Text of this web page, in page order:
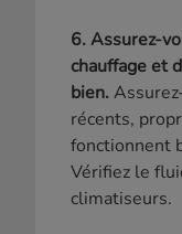
6. Assurez-
chauffage et
bien.
récents,
fonctionnent
Vérifiez le
climatiseurs.